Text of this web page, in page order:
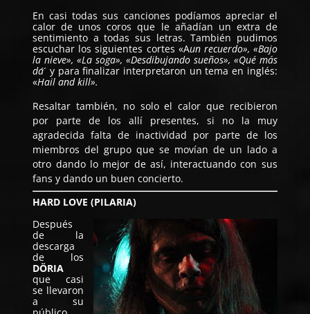
En casi todas sus canciones podíamos apreciar el
calor de unos coros que le añadían un extra de
sentimiento a todas sus letras. También pudimos
escuchar los siguientes cortes «Aun recuerdo», «Bajo
la nieve», «La soga», «Desdibujando sueños», «Qué más
da´´ y para finalizar interpretaron un tema en inglés:
«Hail and kill».
Resaltar también, no solo el calor que recibieron
por parte de los allí presentes, si no la muy
agradecida falta de inactividad por parte de los
miembros del grupo que se movían de un lado a
otro dando lo mejor de así, interactuando con sus
fans y dando un buen concierto.
HARD LOVE (PILARIA)
Después
de la
descarga
de los
DÖRIA
que casi
se llevaron
a su